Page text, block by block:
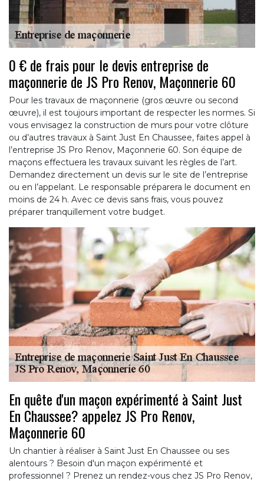
0 € de frais pour le devis entreprise de
maçonnerie de JS Pro Renov, Maçonnerie 60
Pour les travaux de maçonnerie (gros œuvre ou second
œuvre), il est toujours important de respecter les normes. Si
vous envisagez la construction de murs pour votre clôture
ou d’autres travaux à Saint Just En Chaussee, faites appel à
l’entreprise JS Pro Renov, Maçonnerie 60. Son équipe de
maçons effectuera les travaux suivant les règles de l’art.
Demandez directement un devis sur le site de l’entreprise
ou en l’appelant. Le responsable préparera le document en
moins de 24 h. Avec ce devis sans frais, vous pouvez
préparer tranquillement votre budget.
En quête d'un maçon expérimenté à Saint Just
En Chaussee? appelez JS Pro Renov,
Maçonnerie 60
Un chantier à réaliser à Saint Just En Chaussee ou ses
alentours ? Besoin d'un maçon expérimenté et
professionnel ? Prenez un rendez-vous chez JS Pro Renov,